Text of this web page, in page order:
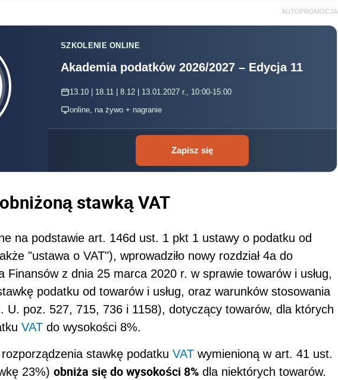
AUTOPROMOCJA
SZKOLENIE ONLINE
Akademia podatków 2026/2027 – Edycja 11
13.10 | 18.11 | 8.12 | 13.01.2027 r., 10:00-15:00
online, na żywo + nagranie
Zapisz się
stawką VAT
na podstawie art. 146d ust. 1 pkt 1 ustawy o podatku od
"ustawa o VAT"), wprowadziło nowy rozdział 4a do
Finansów z dnia 25 marca 2020 r. w sprawie towarów i usług,
podatku od towarów i usług, oraz warunków stosowania
U. poz. 527, 715, 736 i 1158), dotyczący towarów, dla których
VAT do wysokości 8%.
stawkę podatku VAT wymienioną w art. 41 ust.
23%) obniża się do wysokości 8% dla niektórych towarów.